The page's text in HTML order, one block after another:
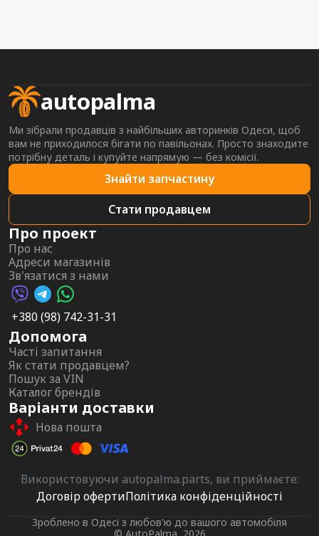
autopalma
Ми зібрали продавців з найбільших авторинків Одеси, щоб
вам не приходилося бігати по павільонах. Просто знаходите
потрібну деталь і купуйте напрямую — без комісії.
Знайти запчастину
Стати продавцем
Про проект
Про нас
Адреси магазинів
Зв'язатися з нами
Viber AutoPalma
Telegram AutoPalma
WhatsApp AutoPalma
+380 (98) 742-31-31
Допомога
Часті запитання
Як стати продавцем?
Пошук за VIN
Каталог брендів
Варіанти доставки
Нова пошта
Використовуючи autopalma.parts, ви приймаєте:
Договір офертиПолітика конфіденційності
Зроблено в Одесі з любов'ю до вашого автомобіля